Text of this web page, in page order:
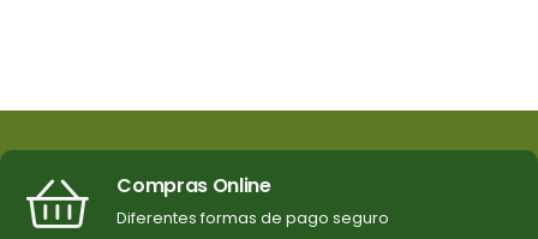
Compras Online
Diferentes formas de pago seguro